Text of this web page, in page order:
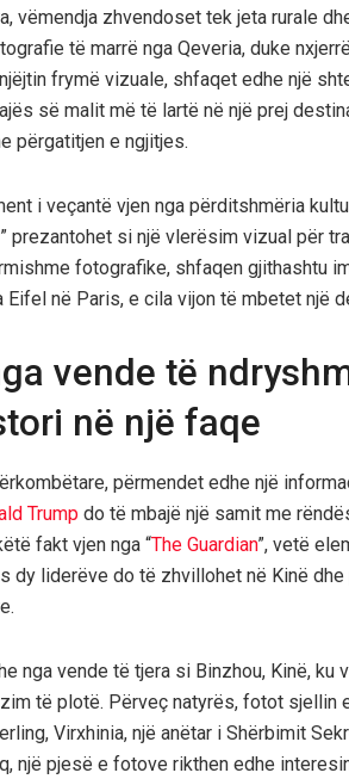
vëmendja zhvendoset tek jeta rurale
të marrë nga Qeveria, duke
frymë vizuale, shfaqet edhe një
së malit më të lartë në një prej
përgatitjen e ngjitjes.
i veçantë vjen nga përditshmëria
prezantohet si një vlerësim vizual për
fotografike, shfaqen gjithashtu
Eifel në Paris, e cila vijon të mbetet një
vende të
në një faqe
përmendet edhe një
Trump do të mbajë një samit me
fakt vjen nga “The Guardian”, vetë
dy liderëve do të zhvillohet në Kinë
nga vende të tjera si Binzhou, Kinë,
të plotë. Përveç natyrës, fotot sjellin
Virxhinia, një anëtar i Shërbimit
një pjesë e fotove rikthen edhe